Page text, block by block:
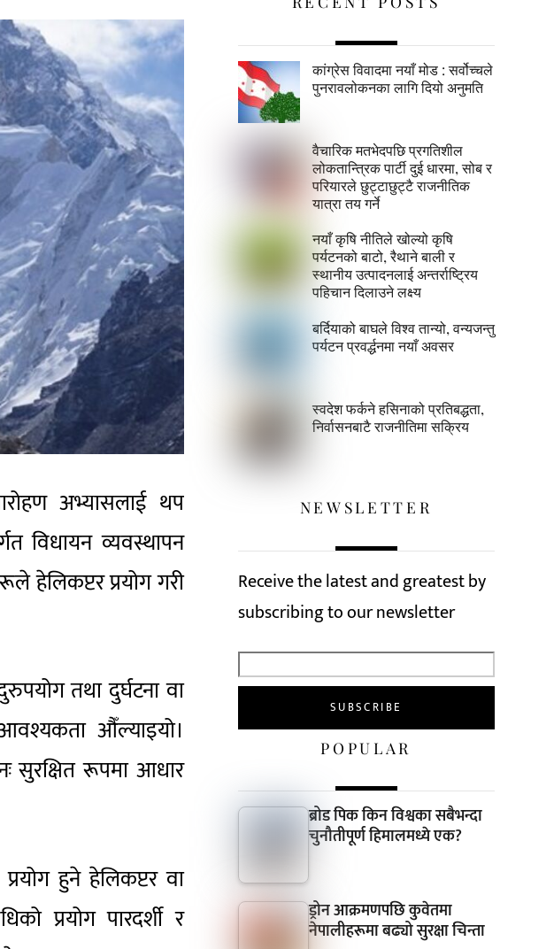
अभ्यासलाई थप
विधायन व्यवस्थापन
हेलिकप्टर प्रयोग गरी
तथा दुर्घटना वा
औँल्याइयो।
सुरक्षित रूपमा आधार
हुने हेलिकप्टर वा
प्रयोग पारदर्शी र
कांग्रेस विवादमा नयाँ मोड : सर्वोच्चले
पुनरावलोकनका लागि दियो अनुमति
वैचारिक मतभेदपछि प्रगतिशील
लोकतान्त्रिक पार्टी दुई धारमा, सोब र
परियारले छुट्टाछुट्टै राजनीतिक
यात्रा तय गर्ने
नयाँ कृषि नीतिले खोल्यो कृषि
पर्यटनको बाटो, रैथाने बाली र
स्थानीय उत्पादनलाई अन्तर्राष्ट्रिय
पहिचान दिलाउने लक्ष्य
बर्दियाको बाघले विश्व तान्यो, वन्यजन्तु
पर्यटन प्रवर्द्धनमा नयाँ अवसर
स्वदेश फर्कने हसिनाको प्रतिबद्धता,
निर्वासनबाटै राजनीतिमा सक्रिय
NEWSLETTER
Receive the latest and greatest by
subscribing to our newsletter
POPULAR
ब्रोड पिक किन विश्वका सबैभन्दा
चुनौतीपूर्ण हिमालमध्ये एक?
ड्रोन आक्रमणपछि कुवेतमा
नेपालीहरूमा बढ्यो सुरक्षा चिन्ता